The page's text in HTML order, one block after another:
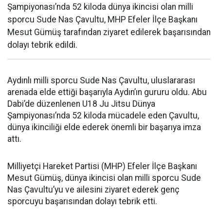
Şampiyonası’nda 52 kiloda dünya ikincisi olan milli
sporcu Sude Nas Çavultu, MHP Efeler İlçe Başkanı
Mesut Gümüş tarafından ziyaret edilerek başarısından
dolayı tebrik edildi.
Aydınlı milli sporcu Sude Nas Çavultu, uluslararası
arenada elde ettiği başarıyla Aydın’ın gururu oldu. Abu
Dabi’de düzenlenen U18 Ju Jitsu Dünya
Şampiyonası’nda 52 kiloda mücadele eden Çavultu,
dünya ikinciliği elde ederek önemli bir başarıya imza
attı.
Milliyetçi Hareket Partisi (MHP) Efeler İlçe Başkanı
Mesut Gümüş, dünya ikincisi olan milli sporcu Sude
Nas Çavultu’yu ve ailesini ziyaret ederek genç
sporcuyu başarısından dolayı tebrik etti.